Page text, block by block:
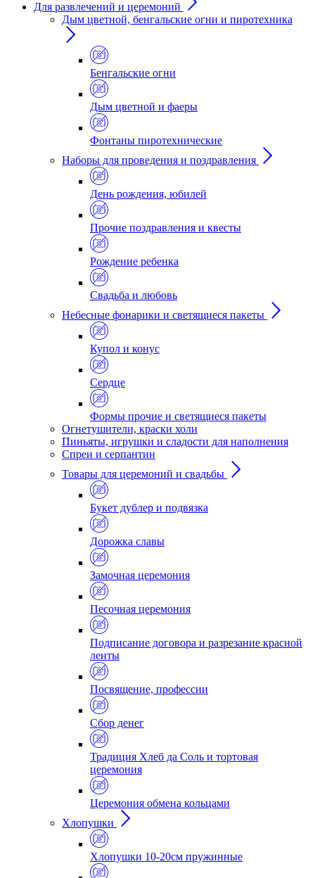
Для развлечений и церемоний
Дым цветной, бенгальские огни и пиротехника
Бенгальские огни
Дым цветной и фаеры
Фонтаны пиротехнические
Наборы для проведения и поздравления
День рождения, юбилей
Прочие поздравления и квесты
Рождение ребенка
Свадьба и любовь
Небесные фонарики и светящиеся пакеты
Купол и конус
Сердце
Формы прочие и светящиеся пакеты
Огнетушители, краски холи
Пиньяты, игрушки и сладости для наполнения
Спреи и серпантин
Товары для церемоний и свадьбы
Букет дублер и подвязка
Дорожка славы
Замочная церемония
Песочная церемония
Подписание договора и разрезание красной
ленты
Посвящение, профессии
Сбор денег
Традиция Хлеб да Соль и тортовая
церемония
Церемония обмена кольцами
Хлопушки
Хлопушки 10-20см пружинные